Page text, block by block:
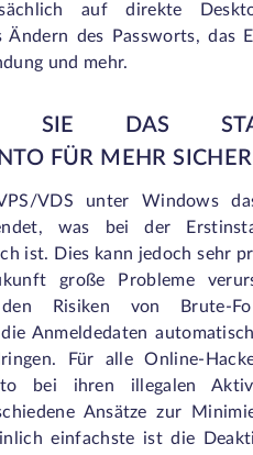
auf direkte
des Passworts, das
und mehr.
SIE DAS
FÜR MEHR
VDS unter Windows
was bei der
ist. Dies kann jedoch sehr
große Probleme
Risiken von Brute-
Anmeldedaten
Für alle Online-
bei ihren illegalen
Ansätze zur
einfachste ist die